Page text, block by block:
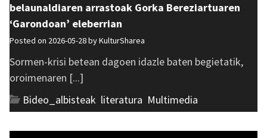
belaunaldiaren arrastoak Gorka Bereziartuaren
‘Garondoan’ eleberrian
Posted on 2026-05-28 byKulturSharea
Sormen-krisi betean dagoen idazle baten begietatik,
oroimenaren [...]
Bideo_albisteak literatura Multimedia